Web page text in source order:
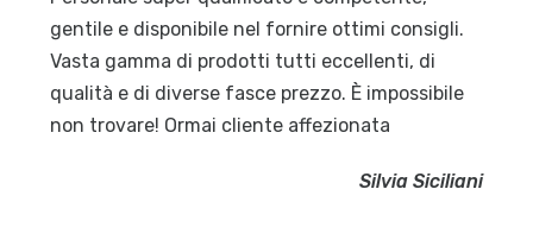
gentile e disponibile nel fornire ottimi consigli.
Vasta gamma di prodotti tutti eccellenti, di
qualità e di diverse fasce prezzo. È impossibile
non trovare! Ormai cliente affezionata
Silvia Siciliani